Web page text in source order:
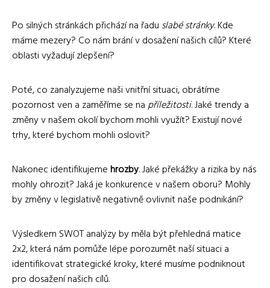
Po silných stránkách přichází na řadu slabé stránky. Kde
máme mezery? Co nám brání v dosažení našich cílů? Které
oblasti vyžadují zlepšení?
Poté, co zanalyzujeme naši vnitřní situaci, obrátíme
pozornost ven a zaměříme se napříležitosti. Jaké trendy a
změny v našem okolí bychom mohli využít? Existují nové
trhy, které bychom mohli oslovit?
Nakonec identifikujemehrozby. Jaké překážky a rizika by nás
mohly ohrozit? Jaká je konkurence v našem oboru? Mohly
by změny v legislativě negativně ovlivnit naše podnikání?
Výsledkem SWOT analýzy by měla být přehledná matice
2x2, která nám pomůže lépe porozumět naší situaci a
identifikovat strategické kroky, které musíme podniknout
pro dosažení našich cílů.